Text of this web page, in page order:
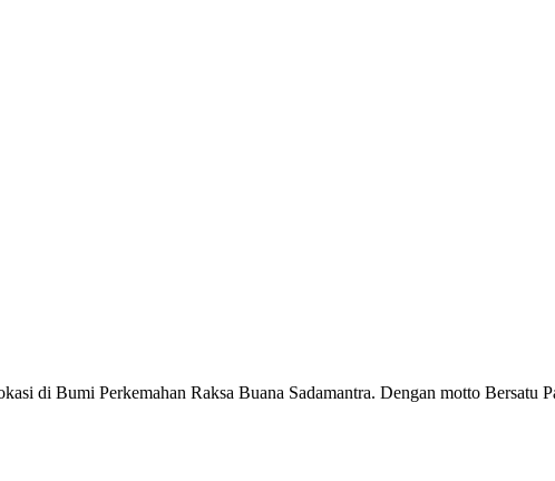
di Bumi Perkemahan Raksa Buana Sadamantra. Dengan motto Bersatu